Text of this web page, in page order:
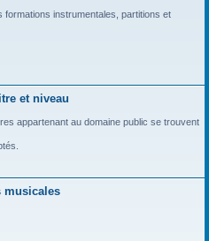
formations instrumentales, partitions et
et niveau
appartenant au domaine public se trouvent
musicales